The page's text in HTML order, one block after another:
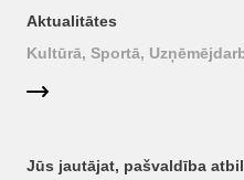
Aktualitātes
Kultūrā, Sportā,
Jūs jautājat, pašvaldība